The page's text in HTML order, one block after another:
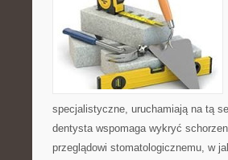
specjalistyczne, uruchamiają na tą
dentysta wspomaga wykryć
przeglądowi stomatologicznemu, w